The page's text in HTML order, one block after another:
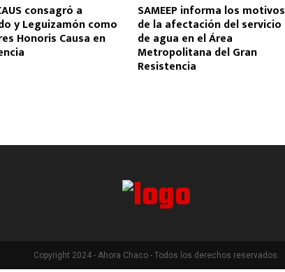
consagró a
y Leguizamón como
Honoris Causa en
SAMEEP informa los motivos
de la afectación del servicio
de agua en el Área
Metropolitana del Gran
Resistencia
Copyright 2024 - Ahora Chaco - Todos los derechos reservados.